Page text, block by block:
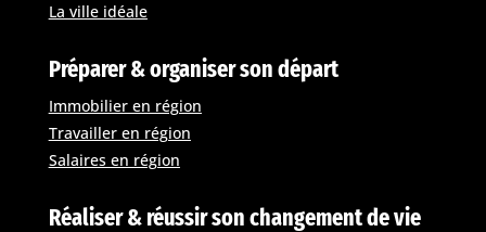
La ville idéale
Préparer & organiser son départ
Immobilier en région
Travailler en région
Salaires en région
Réaliser & réussir son changement de vie